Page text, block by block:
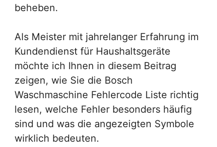
beheben.
Als Meister mit jahrelanger Erfahrung im
Kundendienst für Haushaltsgeräte
möchte ich Ihnen in diesem Beitrag
zeigen, wie Sie die Bosch
Waschmaschine Fehlercode Liste richtig
lesen, welche Fehler besonders häufig
sind und was die angezeigten Symbole
wirklich bedeuten.